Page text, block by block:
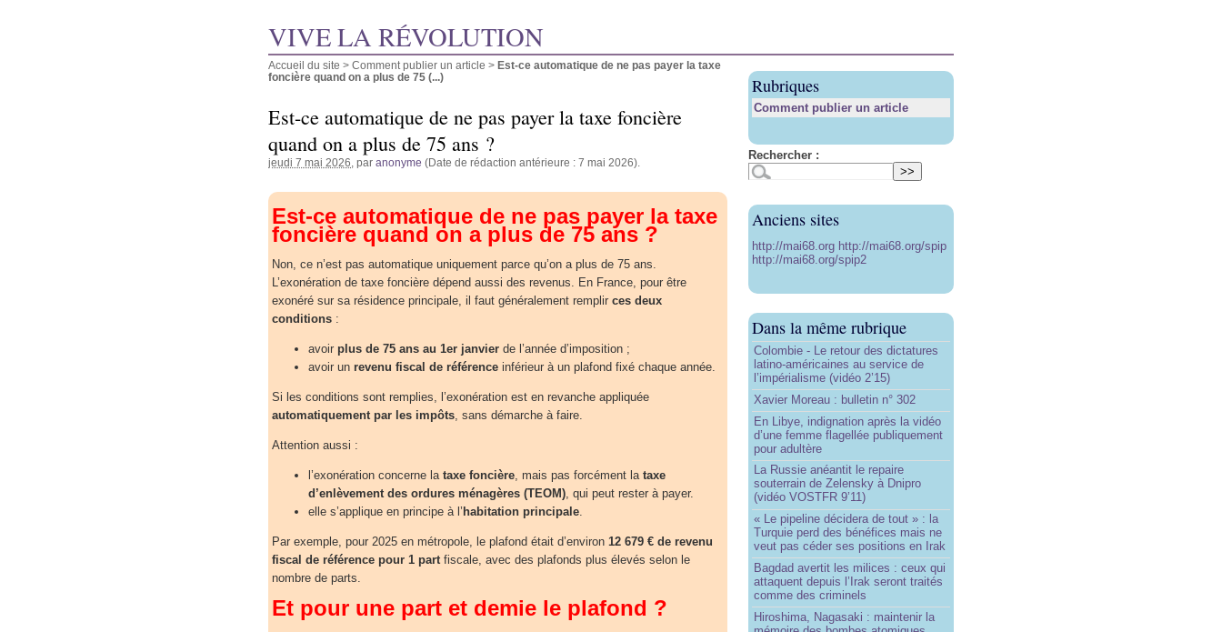
VIVE LA RÉVOLUTION
Accueil du site > Comment publier un article > Est-ce automatique de ne pas payer la taxe
foncière quand on a plus de 75 (...)
Est-ce automatique de ne pas payer la taxe foncière
quand on a plus de 75 ans ?
jeudi 7 mai 2026 , par anonyme (Date de rédaction antérieure : 7 mai 2026).
Est-ce automatique de ne pas payer la taxe
foncière quand on a plus de 75 ans ?
Non, ce n’est pas automatique uniquement parce qu’on a plus de 75 ans.
L’exonération de taxe foncière dépend aussi des revenus. En France, pour être
exonéré sur sa résidence principale, il faut généralement remplir ces deux
conditions :
avoir plus de 75 ans au 1er janvier de l’année d’imposition ;
avoir un revenu fiscal de référence inférieur à un plafond fixé chaque année.
Si les conditions sont remplies, l’exonération est en revanche appliquée
automatiquement par les impôts, sans démarche à faire.
Attention aussi :
l’exonération concerne la taxe foncière, mais pas forcément la taxe
d’enlèvement des ordures ménagères (TEOM), qui peut rester à payer.
elle s’applique en principe à l’ habitation principale.
Par exemple, pour 2025 en métropole, le plafond était d’environ 12 679 € de revenu
fiscal de référence pour 1 partfiscale, avec des plafonds plus élevés selon le
nombre de parts.
Et pour une part et demie le plafond ?
Rubriques
Comment publier un article
Rechercher :
Anciens sites
http://mai68.org http://mai68.org/spip
http://mai68.org/spip2
Dans la même rubrique
Colombie - Le retour des dictatures
latino-américaines au service de
l’impérialisme (vidéo 2’15)
Xavier Moreau : bulletin n° 302
En Libye, indignation après la vidéo
d’une femme flagellée publiquement
pour adultère
La Russie anéantit le repaire
souterrain de Zelensky à Dnipro
(vidéo VOSTFR 9’11)
« Le pipeline décidera de tout » : la
Turquie perd des bénéfices mais ne
veut pas céder ses positions en Irak
Bagdad avertit les milices : ceux qui
attaquent depuis l’Irak seront traités
comme des criminels
Hiroshima, Nagasaki : maintenir la